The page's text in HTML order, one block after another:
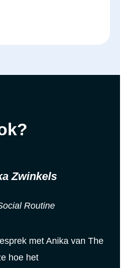
Zwinkels
Routine
met Anika van The
hoe het